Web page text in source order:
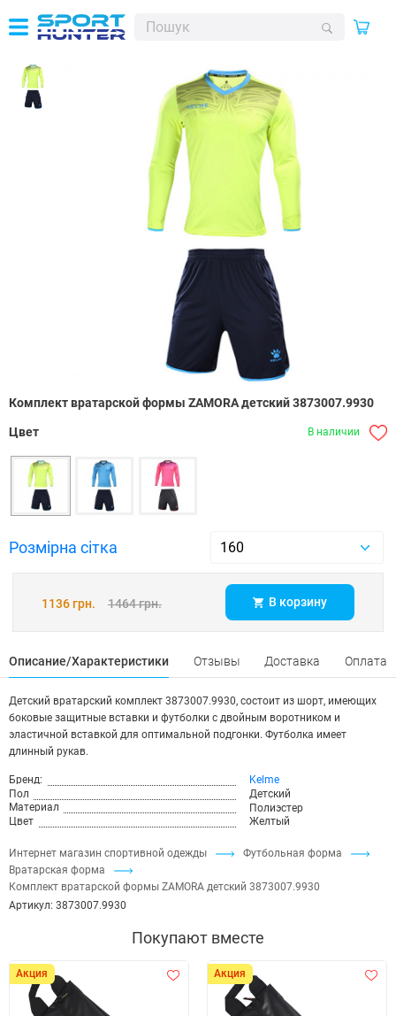
Интернет магазин спортивной одежды
Футбольная форма
Вратарская форма
Комплект вратарской формы ZAMORA детский 3873007.9930
Комплект вратарской формы ZAMORA детский 3873007.9930
В наличии
Цвет
Розмірна сітка
1136 грн. 1464 грн. В корзину
Описание/Характеристики Отзывы Доставка Оплата
Детский вратарский комплект 3873007.9930, состоит из шорт, имеющих
боковые защитные вставки и футболки с двойным воротником и
эластичной вставкой для оптимальной подгонки. Футболка имеет
длинный рукав.
Бренд:
Kelme
Пол
Детский
Материал
Полиэстер
Цвет
Желтый
Артикул: 3873007.9930
Покупают вместе
Акция Акция